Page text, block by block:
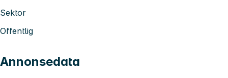
Sektor
Offentlig
Annonsedata